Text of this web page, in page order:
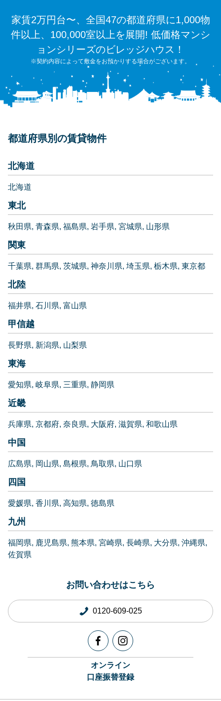
家賃2万円台〜、全国47の都道府県に1,000物
件以上、100,000室以上を展開! 低価格マンシ
ョンシリーズのビレッジハウス！
※契約内容によって敷金をお預かりする場合がございます。
都道府県別の賃貸物件
北海道
北海道
東北
秋田県 青森県 福島県 岩手県 宮城県 山形県
関東
千葉県 群馬県 茨城県 神奈川県 埼玉県 栃木県 東京都
北陸
福井県 石川県 富山県
甲信越
長野県 新潟県 山梨県
東海
愛知県 岐阜県 三重県 静岡県
近畿
兵庫県 京都府 奈良県 大阪府 滋賀県 和歌山県
中国
広島県 岡山県 島根県 鳥取県 山口県
四国
愛媛県 香川県 高知県 徳島県
九州
福岡県 鹿児島県 熊本県 宮崎県 長崎県 大分県 沖縄県
佐賀県
お問い合わせはこちら
0120-609-025
オンライン
口座振替登録